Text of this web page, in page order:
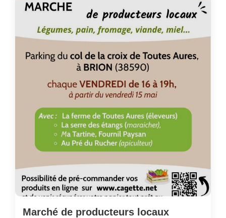
Marché de producteurs locaux